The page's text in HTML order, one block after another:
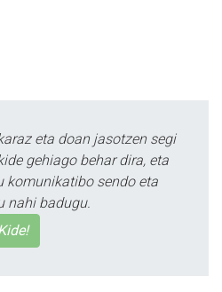
eta doan jasotzen segi
gehiago behar dira, eta
komunikatibo sendo eta
nahi badugu.